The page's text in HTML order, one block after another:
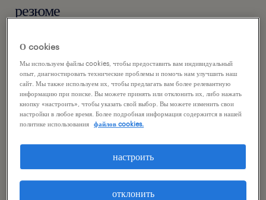
резюме
szczecin, zachodniopomorskie
временная работа
pełen etat
специальность
О cookies
Мы используем файлы cookies, чтобы предоставить вам индивидуальный
опыт, диагностировать технические проблемы и помочь нам улучшить наш
сайт. Мы также используем их, чтобы предлагать вам более релевантную
информацию при поиске. Вы можете принять или отклонить их, либо нажать
кнопку «настроить», чтобы указать свой выбор. Вы можете изменить свои
настройки в любое время. Более подробная информация содержится в нашей
политике использования
файлов cookies.
отклонить
настроить